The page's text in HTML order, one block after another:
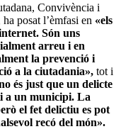
Convivència i
posat l’èmfasi en «els
Són uns
arreu i en
la prevenció i
a la ciutadania», tot i
és just que un delicte
a un municipi. La
el fet delictiu es pot
recó del món».